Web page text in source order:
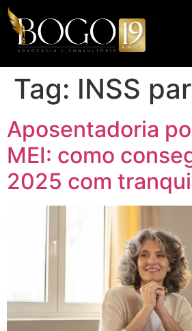
Tag: INSS
Aposentadoria
MEI: como
2025 com